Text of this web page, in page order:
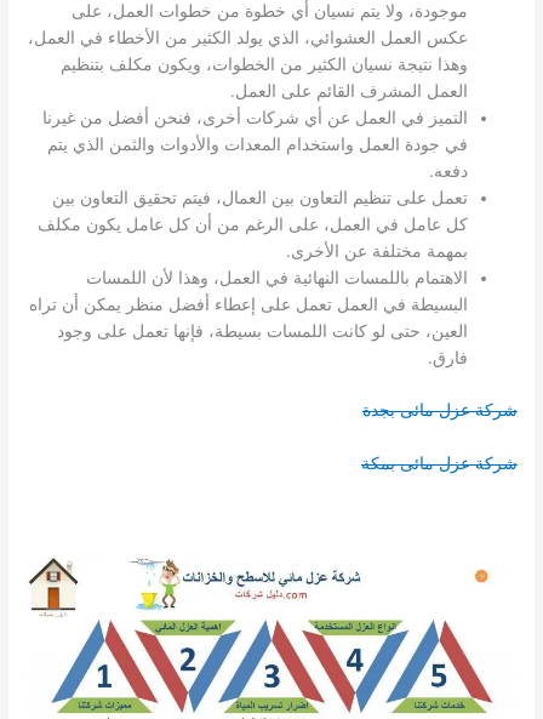
موجودة، ولا يتم نسيان أي خطوة من خطوات العمل، على
عكس العمل العشوائي، الذي يولد الكثير من الأخطاء في العمل،
وهذا نتيجة نسيان الكثير من الخطوات، ويكون مكلف بتنظيم
العمل المشرف القائم على العمل.
التميز في العمل عن أي شركات أخرى، فنحن أفضل من غيرنا
في جودة العمل واستخدام المعدات والأدوات والثمن الذي يتم
دفعه.
تعمل على تنظيم التعاون بين العمال، فيتم تحقيق التعاون بين
كل عامل في العمل، على الرغم من أن كل عامل يكون مكلف
بمهمة مختلفة عن الأخرى.
الاهتمام باللمسات النهائية في العمل، وهذا لأن اللمسات
البسيطة في العمل تعمل على إعطاء أفضل منظر يمكن أن تراه
العين، حتى لو كانت اللمسات بسيطة، فإنها تعمل على وجود
فارق.
شركة عزل مائى بجدة
شركة عزل مائى بمكة